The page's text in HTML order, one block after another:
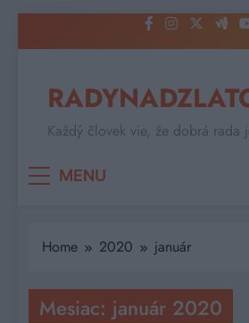
to
Každý človek vie, že dobrá rada
MENU
Home 2020 január
Mesiac: január 2020